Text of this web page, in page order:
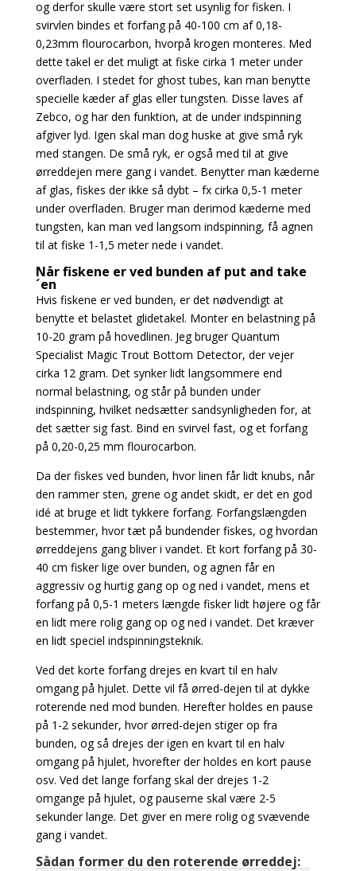
og derfor skulle være stort set usynlig for fisken. I
svirvlen bindes et forfang på 40-100 cm af 0,18-
0,23mm flourocarbon, hvorpå krogen monteres. Med
dette takel er det muligt at fiske cirka 1 meter under
overfladen. I stedet for ghost tubes, kan man benytte
specielle kæder af glas eller tungsten. Disse laves af
Zebco, og har den funktion, at de under indspinning
afgiver lyd. Igen skal man dog huske at give små ryk
med stangen. De små ryk, er også med til at give
ørreddejen mere gang i vandet. Benytter man kæderne
af glas, fiskes der ikke så dybt – fx cirka 0,5-1 meter
under overfladen. Bruger man derimod kæderne med
tungsten, kan man ved langsom indspinning, få agnen
til at fiske 1-1,5 meter nede i vandet.
Når fiskene er ved bunden af put and take
´en
Hvis fiskene er ved bunden, er det nødvendigt at
benytte et belastet glidetakel. Monter en belastning på
10-20 gram på hovedlinen. Jeg bruger Quantum
Specialist Magic Trout Bottom Detector, der vejer
cirka 12 gram. Det synker lidt langsommere end
normal belastning, og står på bunden under
indspinning, hvilket nedsætter sandsynligheden for, at
det sætter sig fast. Bind en svirvel fast, og et forfang
på 0,20-0,25 mm flourocarbon.
Da der fiskes ved bunden, hvor linen får lidt knubs, når
den rammer sten, grene og andet skidt, erdet en god
idé at bruge et lidt tykkere forfang. Forfangslængden
bestemmer, hvor tæt på bundender fiskes, og hvordan
ørreddejens gang bliver i vandet. Et kort forfang på 30-
40 cm fisker lige over bunden, og agnen får en
aggressiv og hurtig gang op og ned i vandet, mens et
forfang på 0,5-1 meters længde fisker lidt højere og får
en lidt mere rolig gang op og ned i vandet. Det kræver
en lidt speciel indspinningsteknik.
Ved det korte forfang drejes en kvart til en halv
omgang på hjulet. Dette vil få ørred-dejentil at dykke
roterende ned mod bunden. Herefter holdes en pause
på 1-2 sekunder, hvor ørred-dejen stiger op fra
bunden, og så drejes der igen en kvart til en halv
omgang på hjulet, hvorefter der holdes en kort pause
osv. Ved det lange forfang skal der drejes 1-2
omgange på hjulet, og pauserne skal være 2-5
sekunder lange. Det giver en mere rolig og svævende
gang i vandet.
Sådan former du den roterende ørreddej: